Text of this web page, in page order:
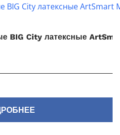
BIG City латексные